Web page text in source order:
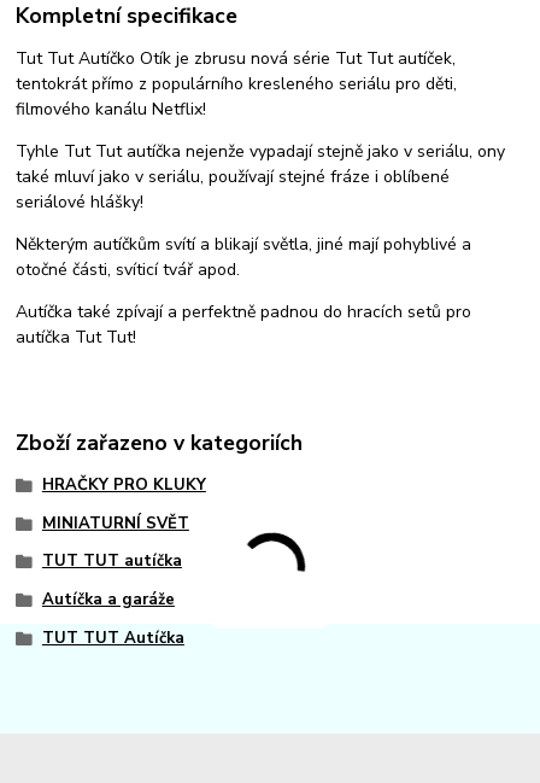
Kompletní specifikace
Tut Tut Autíčko Otík je zbrusu nová série Tut Tut autíček,
tentokrát přímo z populárního kresleného seriálu pro děti,
filmového kanálu Netflix!
Tyhle Tut Tut autíčka nejenže vypadají stejně jako v seriálu, ony
také mluví jako v seriálu, používají stejné fráze i oblíbené
seriálové hlášky!
Některým autíčkům svítí a blikají světla, jiné mají pohyblivé a
otočné části, svíticí tvář apod.
Autíčka také zpívají a perfektně padnou do hracích setů pro
autíčka Tut Tut!
Zboží zařazeno v kategoriích
HRAČKY PRO KLUKY
MINIATURNÍ SVĚT
TUT TUT autíčka
Autíčka a garáže
TUT TUT Autíčka